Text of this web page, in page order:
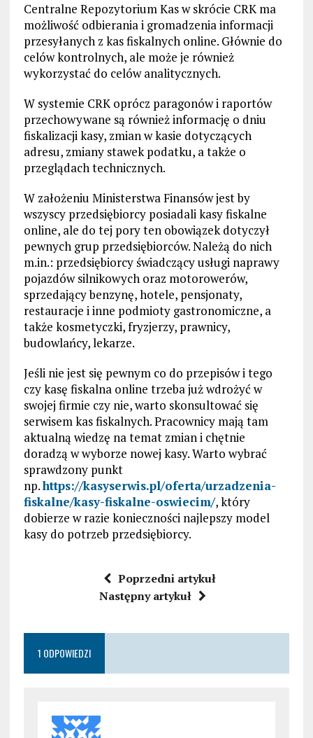
Centralne Repozytorium Kas w skrócie CRK ma
możliwość odbierania i gromadzenia informacji
przesyłanych z kas fiskalnych online. Głównie do
celów kontrolnych, ale może je również
wykorzystać do celów analitycznych.
W systemie CRK oprócz paragonów i raportów
przechowywane są również informację o dniu
fiskalizacji kasy, zmian w kasie dotyczących
adresu, zmiany stawek podatku, a także o
przeglądach technicznych.
W założeniu Ministerstwa Finansów jest by
wszyscy przedsiębiorcy posiadali kasy fiskalne
online, ale do tej pory ten obowiązek dotyczył
pewnych grup przedsiębiorców. Należą do nich
m.in.: przedsiębiorcy świadczący usługi naprawy
pojazdów silnikowych oraz motorowerów,
sprzedający benzynę, hotele, pensjonaty,
restauracje i inne podmioty gastronomiczne, a
także kosmetyczki, fryzjerzy, prawnicy,
budowlańcy, lekarze.
Jeśli nie jest się pewnym co do przepisów i tego
czy kasę fiskalna online trzeba już wdrożyć w
swojej firmie czy nie, warto skonsultować się
serwisem kas fiskalnych. Pracownicy mają tam
aktualną wiedzę na temat zmian i chętnie
doradzą w wyborze nowej kasy. Warto wybrać
sprawdzony punkt
np.https://kasyserwis.pl/oferta/urzadzenia-
fiskalne/kasy-fiskalne-oswiecim/, który
dobierze w razie konieczności najlepszy model
kasy do potrzeb przedsiębiorcy.
Poprzedni artykuł
Następny artykuł
1 ODPOWIEDZI